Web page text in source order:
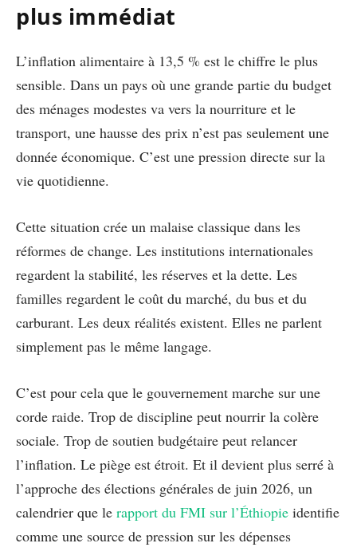
plus immédiat
L’inflation alimentaire à 13,5 % est le chiffre le plus
sensible. Dans un pays où une grande partie du budget
des ménages modestes va vers la nourriture et le
transport, une hausse des prix n’est pas seulement une
donnée économique. C’est une pression directe sur la
vie quotidienne.
Cette situation crée un malaise classique dans les
réformes de change. Les institutions internationales
regardent la stabilité, les réserves et la dette. Les
familles regardent le coût du marché, du bus et du
carburant. Les deux réalités existent. Elles ne parlent
simplement pas le même langage.
C’est pour cela que le gouvernement marche sur une
corde raide. Trop de discipline peut nourrir la colère
sociale. Trop de soutien budgétaire peut relancer
l’inflation. Le piège est étroit. Et il devient plus serré à
l’approche des élections générales de juin 2026, un
calendrier que le rapport du FMI sur l’Éthiopie identifie
comme une source de pression sur les dépenses